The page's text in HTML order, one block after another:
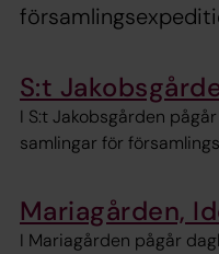
S:t
I S:t Jakobsgården
samlingar för
Mariagården,
I Mariagården pågår